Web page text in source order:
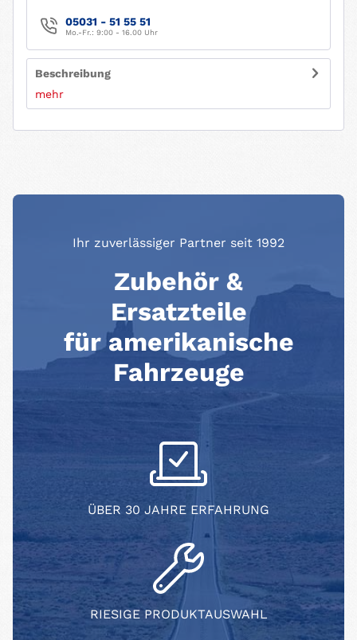
05031 - 51 55 51
Mo.-Fr.: 9:00 - 16.00 Uhr
Beschreibung
mehr
Ihr zuverlässiger Partner seit 1992
Zubehör &
Ersatzteile
für amerikanische
Fahrzeuge
ÜBER 30 JAHRE ERFAHRUNG
RIESIGE PRODUKTAUSWAHL